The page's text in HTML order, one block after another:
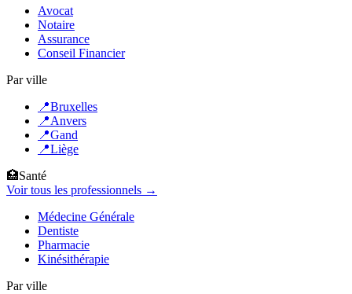
Avocat
Notaire
Assurance
Conseil Financier
Par ville
📍Bruxelles
📍Anvers
📍Gand
📍Liège
🏥Santé
Voir tous les professionnels →
Médecine Générale
Dentiste
Pharmacie
Kinésithérapie
Par ville